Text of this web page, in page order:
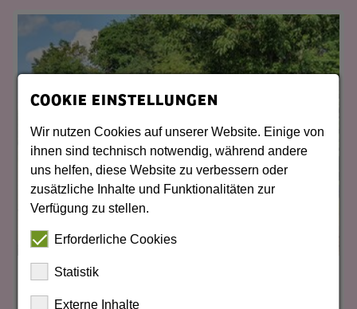
Waldeisenbahn Muskau
COOKIE EINSTELLUNGEN
Wir nutzen Cookies auf unserer Website. Einige von
ihnen sind technisch notwendig, während andere
uns helfen, diese Website zu verbessern oder
zusätzliche Inhalte und Funktionalitäten zur
Verfügung zu stellen.
Erforderliche Cookies
Statistik
Externe Inhalte